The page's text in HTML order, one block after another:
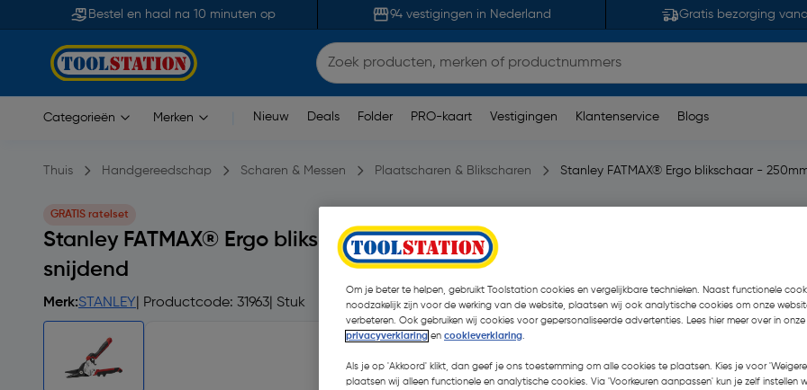
Bestel en haal na 10 minuten op 94 vestigingen in Nederland Gratis bezorging
Categorieën Merken Nieuw Deals Folder PRO-kaart Vestigingen Klantenservice Blogs
Thuis Handgereedschap Scharen & Messen Plaatscharen & Blikscharen Stanley FATMAX® Ergo blikschaar -
GRATIS ratelset
Stanley FATMAX® Ergo blikschaar - 250mm links
snijdend
Merk:STANLEY | Productcode: 31963 | Stuk
Om je beter te helpen, gebruikt Toolstation cookies en vergelijkbare technieken. Naast functionele
noodzakelijk zijn voor de werking van de website, plaatsen wij ook analytische cookies om onze
verbeteren. Ook gebruiken wij cookies voor gepersonaliseerde advertenties. Lees hier meer over in onze
privacyverklaring en cookieverklaring.
Als je op 'Akkoord' klikt, dan geef je ons toestemming om alle cookies te plaatsen. Kies je voor
plaatsen wij alleen functionele en analytische cookies. Via 'Voorkeuren aanpassen' kun je zelf instellen